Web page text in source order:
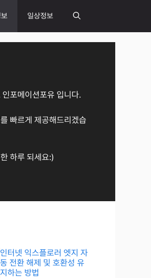
일상정보
인포메이션포유 입니다.
빠르게 제공해드리겠습
하루 되세요:)
인터넷 익스플로러 엣지 자
동 전환 해제 및 호환성 유
지하는 방법